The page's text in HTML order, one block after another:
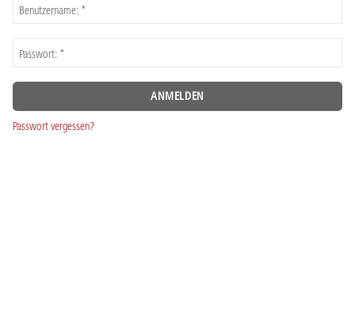
Benutzername: *
Passwort: *
Passwort vergessen?